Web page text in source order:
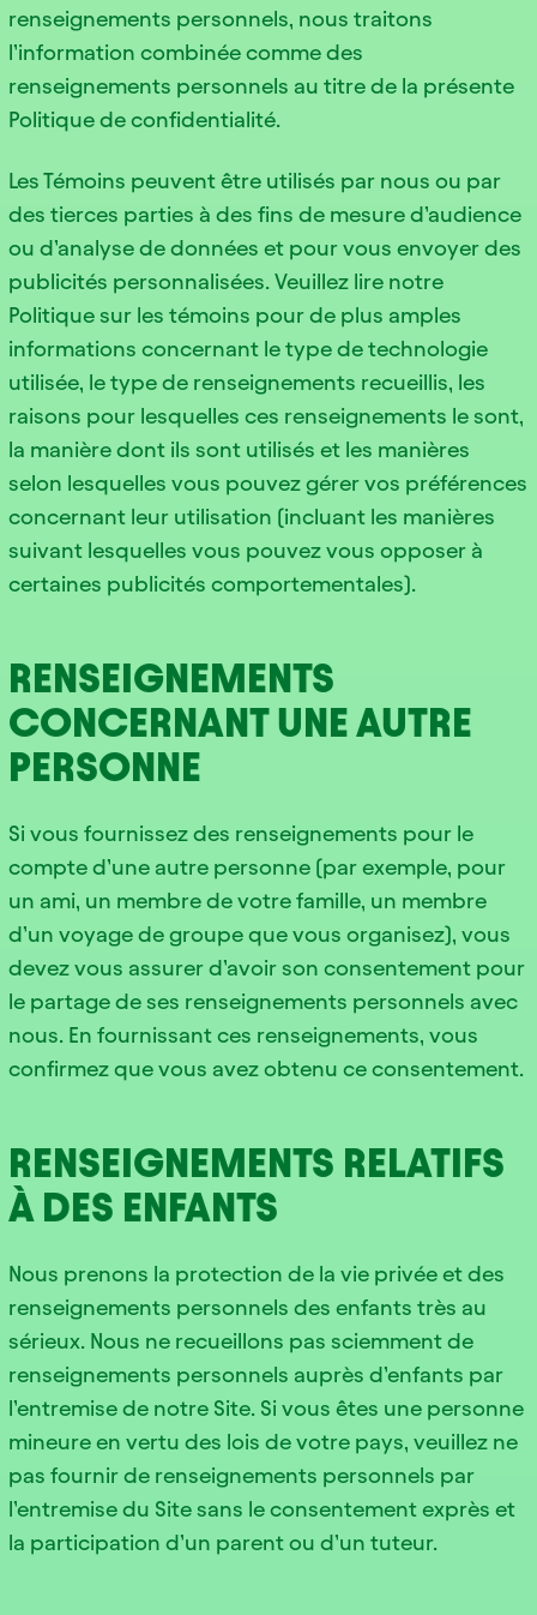
renseignements personnels, nous traitons
l’information combinée comme des
renseignements personnels au titre de la présente
Politique de confidentialité.
Les Témoins peuvent être utilisés par nous ou par
des tierces parties à des fins de mesure d’audience
ou d’analyse de données et pour vous envoyer des
publicités personnalisées. Veuillez lire notre
Politique sur les témoins pour de plus amples
informations concernant le type de technologie
utilisée, le type de renseignements recueillis, les
raisons pour lesquelles ces renseignements le sont,
la manière dont ils sont utilisés et les manières
selon lesquelles vous pouvez gérer vos préférences
concernant leur utilisation (incluant les manières
suivant lesquelles vous pouvez vous opposer à
certaines publicités comportementales).
RENSEIGNEMENTS
CONCERNANT UNE AUTRE
PERSONNE
Si vous fournissez des renseignements pour le
compte d’une autre personne (par exemple, pour
un ami, un membre de votre famille, un membre
d’un voyage de groupe que vous organisez), vous
devez vous assurer d’avoir son consentement pour
le partage de ses renseignements personnels avec
nous. En fournissant ces renseignements, vous
confirmez que vous avez obtenu ce consentement.
RENSEIGNEMENTS RELATIFS
À DES ENFANTS
Nous prenons la protection de la vie privée et des
renseignements personnels des enfants très au
sérieux. Nous ne recueillons pas sciemment de
renseignements personnels auprès d’enfants par
l’entremise de notre Site. Si vous êtes une personne
mineure en vertu des lois de votre pays, veuillez ne
pas fournir de renseignements personnels par
l’entremise du Site sans le consentement exprès et
la participation d’un parent ou d’un tuteur.